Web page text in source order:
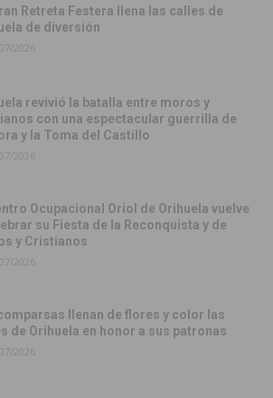
Retreta Festera llena las calles de
de diversión
2026
revivió la batalla entre moros y
con una espectacular guerrilla de
y la Toma del Castillo
2026
Ocupacional Oriol de Orihuela vuelve
su Fiesta de la Reconquista y de
y Cristianos
2026
llenan de flores y color las
de Orihuela en honor a sus patronas
2026